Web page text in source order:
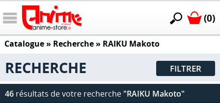
(0)
Catalogue» Recherche » RAIKU Makoto
RECHERCHE FILTRER
46 résultats de votre recherche "RAIKU Makoto"